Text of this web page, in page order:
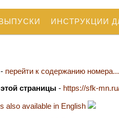
ИНСТРУКЦИИ
- перейти к содержанию номера...
страницы - https://sfk-
also available in English